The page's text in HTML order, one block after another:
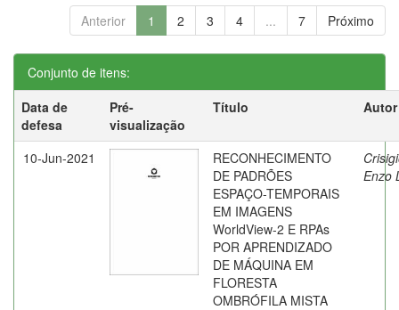
Anterior 1 2 3 4 ... 7 Próximo
Conjunto de itens:
Data de
defesa
Pré-
visualização
Título Autor
10-Jun-2021
RECONHECIMENTO
DE PADRÕES
ESPAÇO-TEMPORAIS
EM IMAGENS
WorldView-2 E RPAs
POR APRENDIZADO
DE MÁQUINA EM
FLORESTA
OMBRÓFILA MISTA
Enzo